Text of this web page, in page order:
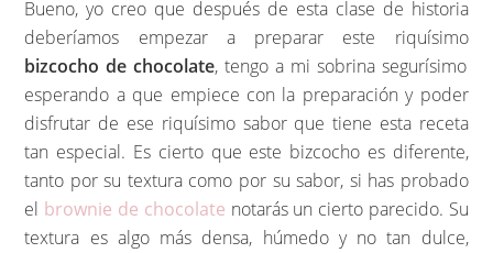
Bueno, yo creo que después de esta clase de historia
deberíamos empezar a preparar este riquísimo
bizcocho de chocolate, tengo a mi sobrina segurísimo
esperando a que empiece con la preparación y poder
disfrutar de ese riquísimo sabor que tiene esta receta
tan especial. Es cierto que este bizcocho es diferente,
tanto por su textura como por su sabor, si has probado
el brownie de chocolate notarás un cierto parecido. Su
textura es algo más densa, húmedo y no tan dulce,